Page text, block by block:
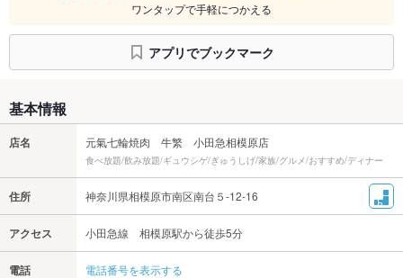
ワンタップで手軽につかえる
アプリでブックマーク
基本情報
店名 元氣七輪焼肉 牛繁 小田急相模原店
食べ放題/飲み放題/ギュウシゲ/ぎゅうしげ/家族/グルメ/おすすめ/ディナー
住所 神奈川県相模原市南区南台５-12-16
アクセス 小田急線 相模原駅から徒歩5分
電話 電話番号を表示する